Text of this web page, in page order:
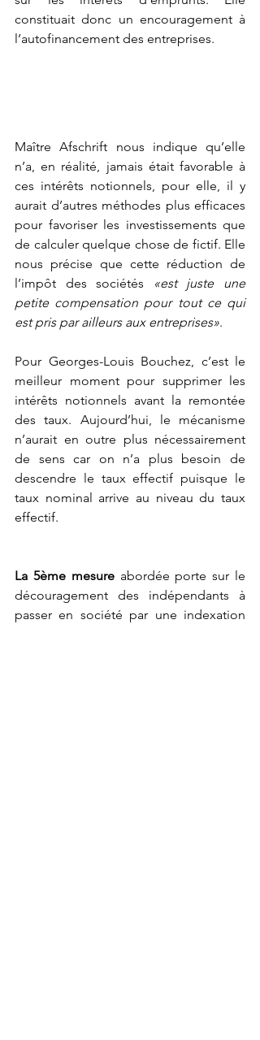
constituait donc un encouragement à
l’autofinancement des entreprises.
Maître Afschrift nous indique qu’elle
n’a, en réalité, jamais était favorable à
ces intérêts notionnels, pour elle, il y
aurait d’autres méthodes plus efficaces
pour favoriser les investissements que
de calculer quelque chose de fictif. Elle
nous précise que cette réduction de
l’impôt des sociétés
«est juste une
petite compensation pour tout ce qui
est pris par ailleurs aux entreprises».
Pour Georges-Louis Bouchez, c’est le
meilleur moment pour supprimer les
intérêts notionnels avant la remontée
des taux. Aujourd’hui, le mécanisme
n’aurait en outre plus nécessairement
de sens car on n’a plus besoin de
descendre le taux effectif puisque le
taux nominal arrive au niveau du taux
effectif.
La 5ème mesure abordée porte sur le
découragement des indépendants à
passer en société par une indexation